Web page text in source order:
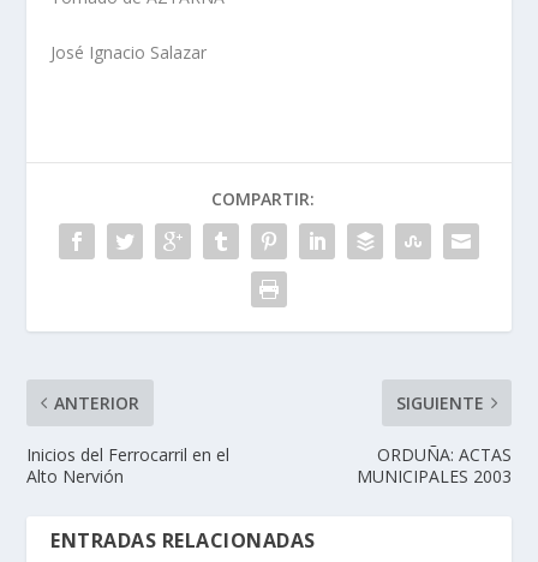
José Ignacio Salazar
COMPARTIR:
ANTERIOR
Inicios del Ferrocarril en el
Alto Nervión
SIGUIENTE
ORDUÑA: ACTAS
MUNICIPALES 2003
ENTRADAS RELACIONADAS